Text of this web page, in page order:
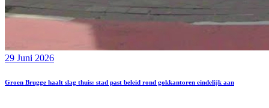
29 Juni 2026
Groen Brugge haalt slag thuis: stad past beleid rond gokkantoren eindelijk aan